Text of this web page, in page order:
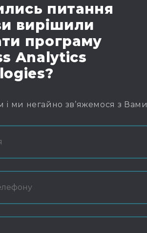
питання
вирішили
програму
Analytics
і ми негайно зв’яжемося з Вами